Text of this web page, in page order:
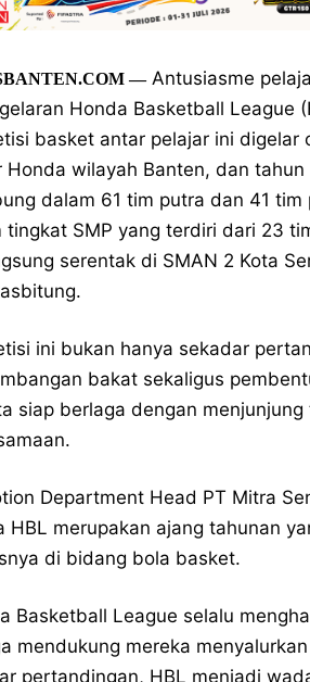
—Antusiasme
Honda Basketball League
basket antar pelajar ini digelar
Honda wilayah Banten, dan
dalam 61 tim putra dan 41
tingkat SMP yang terdiri dari 23
serentak di SMAN 2 Kota
ini bukan hanya sekadar
bakat sekaligus
siap berlaga dengan
Department Head PT Mitra
HBL merupakan ajang tahunan
di bidang bola basket.
Basketball League selalu
mendukung mereka
pertandingan, HBL menjadi